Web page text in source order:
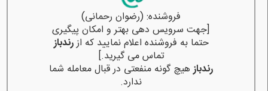
فروشنده: (رضوان رحمانی)
[جهت سرویس دهی بهتر و امکان پیگیری
حتما به فروشنده اعلام نمایید که ازرندباز
تماس می گیرید.]
رندبازهیچ گونه منفعتی در قبال معامله شما
ندارد.